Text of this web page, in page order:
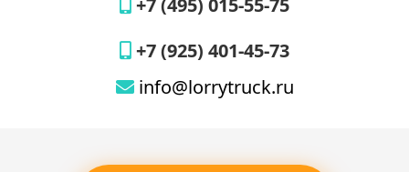
+7 (495) 015-55-75
+7 (925) 401-45-73
info@lorrytruck.ru